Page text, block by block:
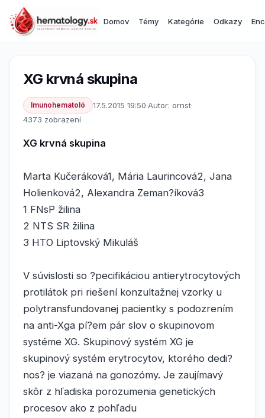
Domov Témy Kategórie Odkazy
XG krvná skupina
Imunohematoló 17.5.2015 19:50·Autor: ornst·
4373 zobrazení
XG krvná skupina
Marta Kučeráková1, Mária Laurincová2, Jana
Holienková2, Alexandra Zeman?íková3
1 FNsP žilina
2 NTS SR žilina
3 HTO Liptovský Mikuláš
V súvislosti so ?pecifikáciou antierytrocytových
protilátok pri riešení konzultažnej vzorky u
polytransfundovanej pacientky s podozrením
na anti-Xga pí?em pár slov o skupinovom
systéme XG. Skupinový systém XG je
skupinový systém erytrocytov, ktorého dedi?
nos? je viazaná na gonozómy. Je zaujímavý
skôr z hľadiska porozumenia genetických
procesov ako z pohľadu